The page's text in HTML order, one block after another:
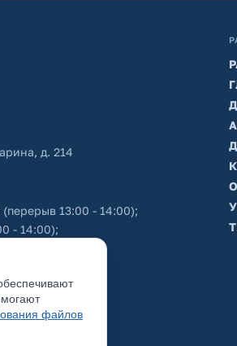
д. 214
(перерыв 13:00 - 14:00);
- 14:00);
файлов